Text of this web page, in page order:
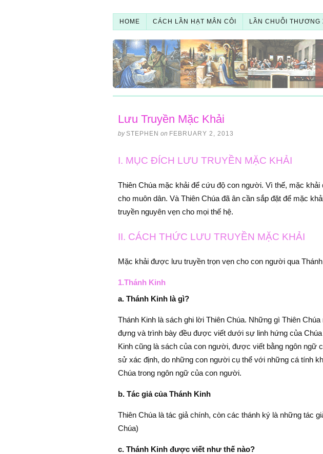
HOME CÁCH LẦN HẠT MÂN CÔI LẦN CHUỖI THƯƠNG
Lưu Truyền Mặc Khải
by STEPHEN on FEBRUARY 2, 2013
I. MỤC ĐÍCH LƯU TRUYỀN MẶC KHẢI
Thiên Chúa mặc khải để cứu độ con người. Vì thế, mặc
cho muôn dân. Và Thiên Chúa đã ân cần sắp đặt để mặc
truyền nguyên vẹn cho mọi thế hệ.
II. CÁCH THỨC LƯU TRUYỀN MẶC KHẢI
Mặc khải được lưu truyền trọn vẹn cho con người qua
1.Thánh Kinh
a. Thánh Kinh là gì?
Thánh Kinh là sách ghi lời Thiên Chúa. Những gì Thiên
đựng và trình bày đều được viết dưới sự linh hứng của Chúa
Kinh cũng là sách của con người, được viết bằng ngôn ngữ
sử xác định, do những con người cụ thể với những cá tính
Chúa trong ngôn ngữ của con người.
b. Tác giả của Thánh Kinh
Thiên Chúa là tác giả chính, còn các thánh ký là những tác
Chúa)
c. Thánh Kinh được viết như thế nào?